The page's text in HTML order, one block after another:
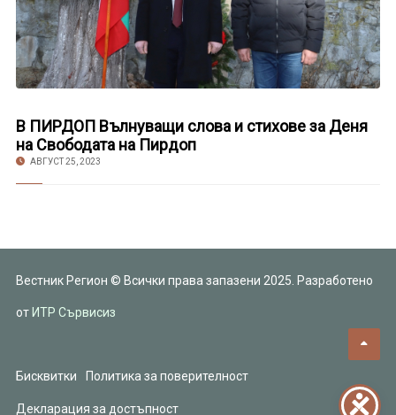
В ПИРДОП Вълнуващи слова и стихове за Деня
на Свободата на Пирдоп
АВГУСТ 25, 2023
Вестник Регион © Всички права запазени 2025. Разработено
от ИТР Сървисиз
Бисквитки Политика за поверителност
Декларация за достъпност